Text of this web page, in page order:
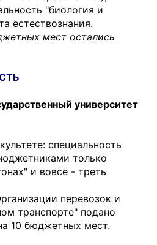
"биология и
естествознания.
мест остались
университет
специальность
только
и вовсе - треть
перевозок и
транспорте" подано
10 бюджетных мест.